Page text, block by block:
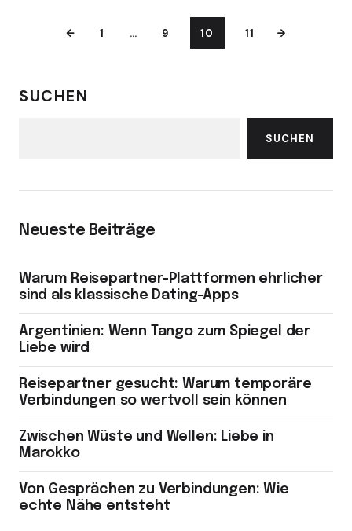
1 … 9 10 11
SUCHEN
SUCHEN
Neueste Beiträge
Warum Reisepartner-Plattformen ehrlicher
sind als klassische Dating-Apps
Argentinien: Wenn Tango zum Spiegel der
Liebe wird
Reisepartner gesucht: Warum temporäre
Verbindungen so wertvoll sein können
Zwischen Wüste und Wellen: Liebe in
Marokko
Von Gesprächen zu Verbindungen: Wie
echte Nähe entsteht